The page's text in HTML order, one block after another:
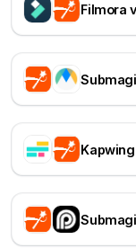
Filmora